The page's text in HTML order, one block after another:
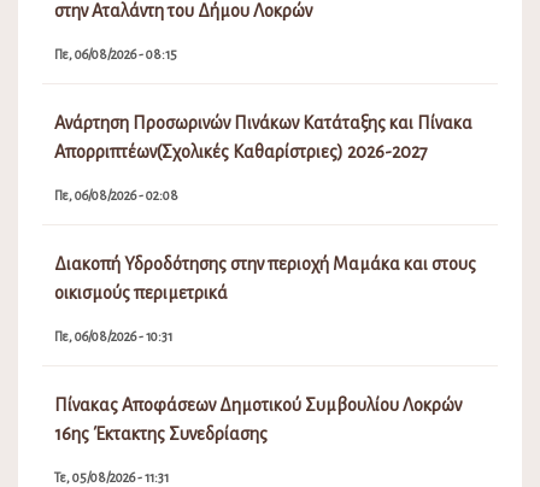
στην Αταλάντη του Δήμου Λοκρών
Πε, 06/08/2026 - 08:15
Ανάρτηση Προσωρινών Πινάκων Κατάταξης και Πίνακα
Απορριπτέων(Σχολικές Καθαρίστριες) 2026-2027
Πε, 06/08/2026 - 02:08
Διακοπή Υδροδότησης στην περιοχή Μαμάκα και στους
οικισμούς περιμετρικά
Πε, 06/08/2026 - 10:31
Πίνακας Αποφάσεων Δημοτικού Συμβουλίου Λοκρών
16ης Έκτακτης Συνεδρίασης
Τε, 05/08/2026 - 11:31